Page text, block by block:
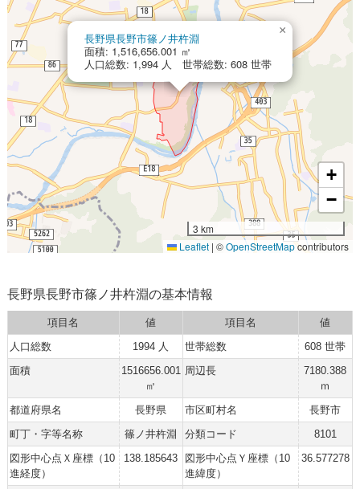
長野県長野市篠ノ井杵淵
面積: 1,516,656.001 ㎡
人口総数: 1,994 人 世帯総数: 608 世帯
×
+
−
3 km
Leaflet | ©OpenStreetMapcontributors
長野県長野市篠ノ井杵淵の基本情報
項目名 値 項目名
値
人口総数
1994 人 世帯総数
608 世帯
面積
1516656.001
㎡
周辺長
7180.388
ｍ
都道府県名
長野県 市区町村名
長野市
町丁・字等名称
篠ノ井杵淵 分類コード
8101
図形中心点Ｘ座標（10
進経度）
138.185643
図形中心点Ｙ座標（10
進緯度）
36.577278